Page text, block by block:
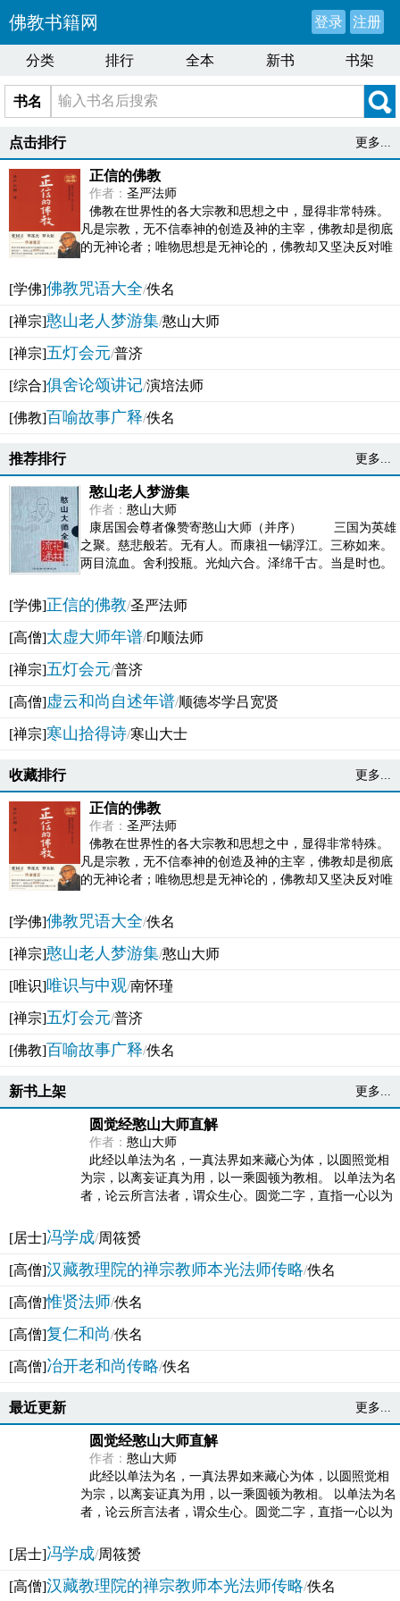
佛教书籍网 登录 注册
分类 排行 全本 新书 书架
书名
点击排行 更多...
正信的佛教
作者： 圣严法师
佛教在世界性的各大宗教和思想之中，显得非常特殊。
凡是宗教，无不信奉神的创造及神的主宰，佛教却是彻底
的无神论者；唯物思想是无神论的，佛教却又坚决反对唯
[学佛]佛教咒语大全/佚名
[禅宗]憨山老人梦游集/憨山大师
[禅宗]五灯会元/普济
[综合]俱舍论颂讲记/演培法师
[佛教]百喻故事广释/佚名
推荐排行 更多...
憨山老人梦游集
作者： 憨山大师
康居国会尊者像赞寄憨山大师（并序） 三国为英雄
之聚。慈悲般若。无有人。而康祖一锡浮江。三称如来。
两目流血。舍利投瓶。光灿六合。泽绵千古。当是时也。
[学佛]正信的佛教/圣严法师
[高僧]太虚大师年谱/印顺法师
[禅宗]五灯会元/普济
[高僧]虚云和尚自述年谱/顺德岑学吕宽贤
[禅宗]寒山拾得诗/寒山大士
收藏排行 更多...
正信的佛教
作者： 圣严法师
佛教在世界性的各大宗教和思想之中，显得非常特殊。
凡是宗教，无不信奉神的创造及神的主宰，佛教却是彻底
的无神论者；唯物思想是无神论的，佛教却又坚决反对唯
[学佛]佛教咒语大全/佚名
[禅宗]憨山老人梦游集/憨山大师
[唯识]唯识与中观/南怀瑾
[禅宗]五灯会元/普济
[佛教]百喻故事广释/佚名
新书上架 更多...
圆觉经憨山大师直解
作者： 憨山大师
此经以单法为名，一真法界如来藏心为体，以圆照觉相
为宗，以离妄证真为用，以一乘圆顿为教相。 以单法为名
者，论云所言法者，谓众生心。圆觉二字，直指一心以为
[居士]冯学成/周筱赟
[高僧]汉藏教理院的禅宗教师本光法师传略/佚名
[高僧]惟贤法师/佚名
[高僧]复仁和尚/佚名
[高僧]冶开老和尚传略/佚名
最近更新 更多...
圆觉经憨山大师直解
作者： 憨山大师
此经以单法为名，一真法界如来藏心为体，以圆照觉相
为宗，以离妄证真为用，以一乘圆顿为教相。 以单法为名
者，论云所言法者，谓众生心。圆觉二字，直指一心以为
[居士]冯学成/周筱赟
[高僧]汉藏教理院的禅宗教师本光法师传略/佚名